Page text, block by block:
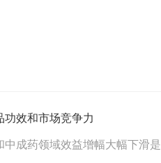
功效和市场竞争力
中成药领域效益增幅大幅下滑是